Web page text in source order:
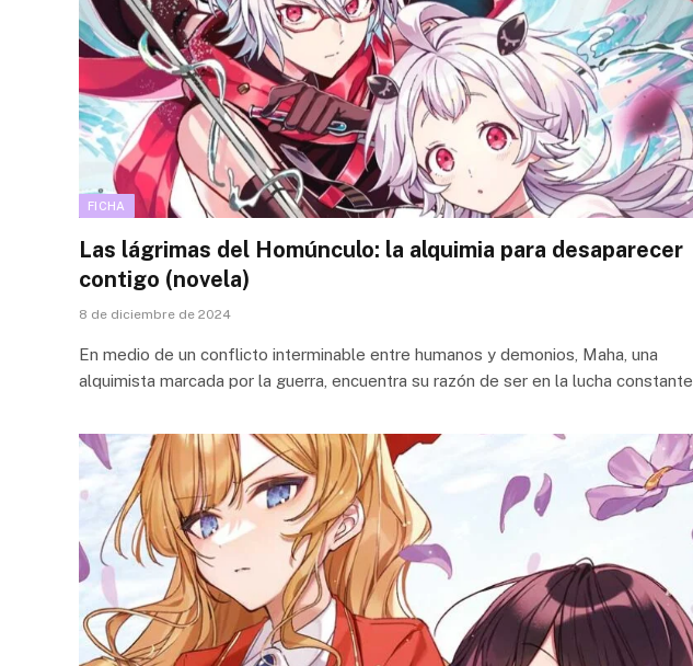
FICHA
Las lágrimas del Homúnculo: la alquimia para desaparecer
contigo (novela)
8 de diciembre de 2024
En medio de un conflicto interminable entre humanos y demonios, Maha, una
alquimista marcada por la guerra, encuentra su razón de ser en la lucha constante